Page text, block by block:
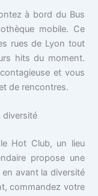
à bord du Bus
mobile. Ce
rues de Lyon tout
hits du moment.
et vous
de rencontres.
diversité
Hot Club, un lieu
propose une
avant la diversité
commandez votre